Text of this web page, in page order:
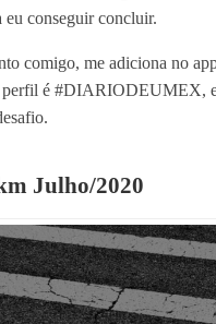
eu conseguir concluir.
comigo, me adiciona no
perfil é #DIARIODEUMEX,
Julho/2020